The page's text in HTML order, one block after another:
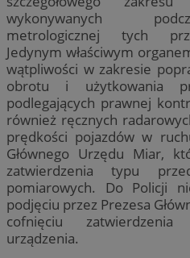
wykonywanych
metrologicznej tych
Jedynym właściwym
wątpliwości w zakresie
obrotu i użytkowania
podlegających prawnej
również ręcznych
prędkości pojazdów w
Głównego Urzędu Miar,
zatwierdzenia typu
pomiarowych. Do Policji
podjęciu przez Prezesa
cofnięciu
urządzenia.